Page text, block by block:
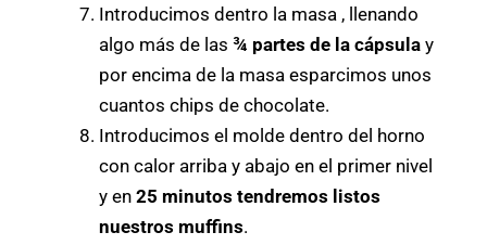
Introducimos dentro la masa , llenando
algo más de las ¾ partes de la cápsula y
por encima de la masa esparcimos unos
cuantos chips de chocolate.
Introducimos el molde dentro del horno
con calor arriba y abajo en el primer nivel
y en 25 minutos tendremos listos
nuestros muffins.